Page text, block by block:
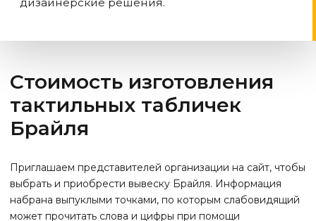
Стоимость изготовления
тактильных табличек
Брайля
Приглашаем представителей организации на сайт, чтобы
выбрать и приобрести вывеску Брайля. Информация
набрана выпуклыми точками, по которым слабовидящий
может прочитать слова и цифры при помощи